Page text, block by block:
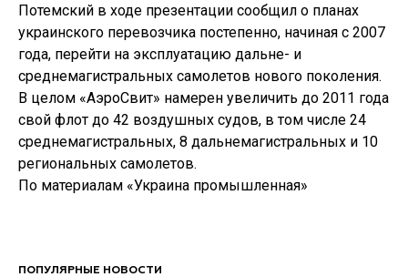
Потемский в ходе презентации сообщил о планах
украинского перевозчика постепенно, начиная с 2007
года, перейти на эксплуатацию дальне- и
среднемагистральных самолетов нового поколения.
В целом «АэроСвит» намерен увеличить до 2011 года
свой флот до 42 воздушных судов, в том числе 24
среднемагистральных, 8 дальнемагистральных и 10
региональных самолетов.
По материалам «Украина промышленная»
ПОПУЛЯРНЫЕ НОВОСТИ